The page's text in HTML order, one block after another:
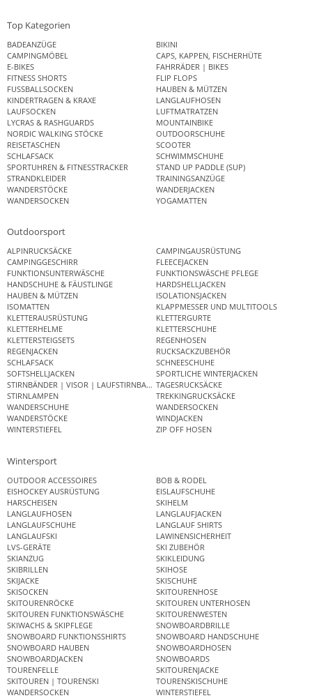
Top Kategorien
BADEANZÜGE
BIKINI
CAMPINGMÖBEL
CAPS, KAPPEN, FISCHERHÜTE
E-BIKES
FAHRRÄDER | BIKES
FITNESS SHORTS
FLIP FLOPS
FUSSBALLSOCKEN
HAUBEN & MÜTZEN
KINDERTRAGEN & KRAXE
LANGLAUFHOSEN
LAUFSOCKEN
LUFTMATRATZEN
LYCRAS & RASHGUARDS
MOUNTAINBIKE
NORDIC WALKING STÖCKE
OUTDOORSCHUHE
REISETASCHEN
SCOOTER
SCHLAFSACK
SCHWIMMSCHUHE
SPORTUHREN & FITNESSTRACKER
STAND UP PADDLE (SUP)
STRANDKLEIDER
TRAININGSANZÜGE
WANDERSTÖCKE
WANDERJACKEN
WANDERSOCKEN
YOGAMATTEN
Outdoorsport
ALPINRUCKSÄCKE
CAMPINGAUSRÜSTUNG
CAMPINGGESCHIRR
FLEECEJACKEN
FUNKTIONSUNTERWÄSCHE
FUNKTIONSWÄSCHE PFLEGE
HANDSCHUHE & FÄUSTLINGE
HARDSHELLJACKEN
HAUBEN & MÜTZEN
ISOLATIONSJACKEN
ISOMATTEN
KLAPPMESSER UND MULTITOOLS
KLETTERAUSRÜSTUNG
KLETTERGURTE
KLETTERHELME
KLETTERSCHUHE
KLETTERSTEIGSETS
REGENHOSEN
REGENJACKEN
RUCKSACKZUBEHÖR
SCHLAFSACK
SCHNEESCHUHE
SOFTSHELLJACKEN
SPORTLICHE WINTERJACKEN
STIRNBÄNDER | VISOR | LAUFSTIRNBANDTAGESRUCKSÄCKE
STIRNLAMPEN
TREKKINGRUCKSÄCKE
WANDERSCHUHE
WANDERSOCKEN
WANDERSTÖCKE
WINDJACKEN
WINTERSTIEFEL
ZIP OFF HOSEN
Wintersport
OUTDOOR ACCESSOIRES
BOB & RODEL
EISHOCKEY AUSRÜSTUNG
EISLAUFSCHUHE
HARSCHEISEN
SKIHELM
LANGLAUFHOSEN
LANGLAUFJACKEN
LANGLAUFSCHUHE
LANGLAUF SHIRTS
LANGLAUFSKI
LAWINENSICHERHEIT
LVS-GERÄTE
SKI ZUBEHÖR
SKIANZUG
SKIKLEIDUNG
SKIBRILLEN
SKIHOSE
SKIJACKE
SKISCHUHE
SKISOCKEN
SKITOURENHOSE
SKITOURENRÖCKE
SKITOUREN UNTERHOSEN
SKITOUREN FUNKTIONSWÄSCHE
SKITOURENWESTEN
SKIWACHS & SKIPFLEGE
SNOWBOARDBRILLE
SNOWBOARD FUNKTIONSSHIRTS
SNOWBOARD HANDSCHUHE
SNOWBOARD HAUBEN
SNOWBOARDHOSEN
SNOWBOARDJACKEN
SNOWBOARDS
TOURENFELLE
SKITOURENJACKE
SKITOUREN | TOURENSKI
TOURENSKISCHUHE
WANDERSOCKEN
WINTERSTIEFEL